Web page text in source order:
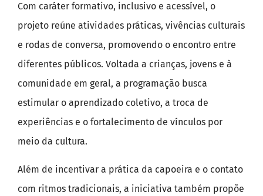
Com caráter formativo, inclusivo e acessível, o
projeto reúne atividades práticas, vivências culturais
e rodas de conversa, promovendo o encontro entre
diferentes públicos. Voltada a crianças, jovens e à
comunidade em geral, a programação busca
estimular o aprendizado coletivo, a troca de
experiências e o fortalecimento de vínculos por
meio da cultura.
Além de incentivar a prática da capoeira e o contato
com ritmos tradicionais, a iniciativa também propõe